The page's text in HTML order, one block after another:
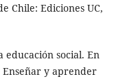
Chile: Ediciones UC,
educación social. En
Enseñar y aprender